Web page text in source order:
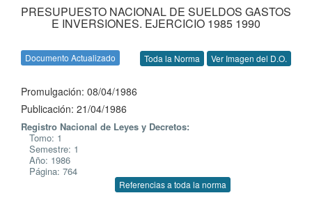
PRESUPUESTO NACIONAL DE SUELDOS GASTOS
E INVERSIONES. EJERCICIO 1985 1990
Documento Actualizado Toda la Norma Ver Imagen del D.O.
Promulgación: 08/04/1986
Publicación: 21/04/1986
Registro Nacional de Leyes y Decretos:
Tomo: 1
Semestre: 1
Año: 1986
Página: 764
Referencias a toda la norma